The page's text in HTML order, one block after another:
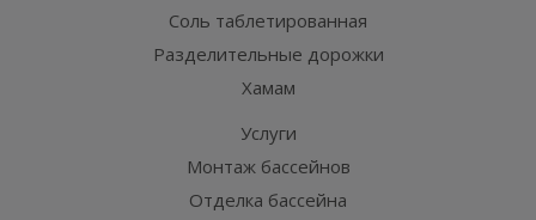
Соль таблетированная
Разделительные дорожки
Хамам
Услуги
Монтаж бассейнов
Отделка бассейна